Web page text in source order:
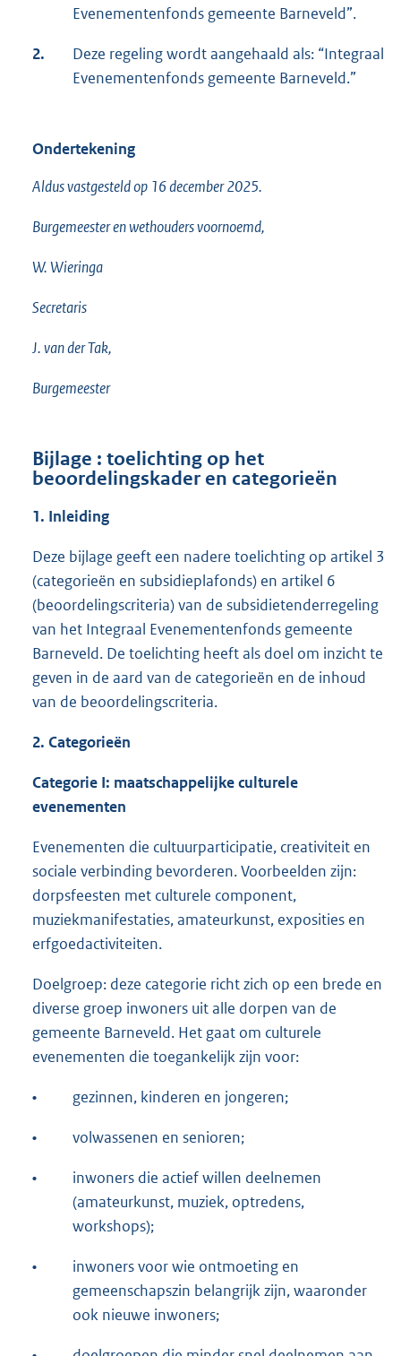
Evenementenfonds gemeente Barneveld”.
2.
Deze regeling wordt aangehaald als: “Integraal
Evenementenfonds gemeente Barneveld.”
Ondertekening
Aldus vastgesteld op 16 december 2025.
Burgemeester en wethouders voornoemd,
W. Wieringa
Secretaris
J. van der Tak,
Burgemeester
Bijlage : toelichting op het
beoordelingskader en categorieën
1. Inleiding
Deze bijlage geeft een nadere toelichting op artikel 3
(categorieën en subsidieplafonds) en artikel 6
(beoordelingscriteria) van de subsidietenderregeling
van het Integraal Evenementenfonds gemeente
Barneveld. De toelichting heeft als doel om inzicht te
geven in de aard van de categorieën en de inhoud
van de beoordelingscriteria.
2. Categorieën
Categorie I: maatschappelijke culturele
evenementen
Evenementen die cultuurparticipatie, creativiteit en
sociale verbinding bevorderen. Voorbeelden zijn:
dorpsfeesten met culturele component,
muziekmanifestaties, amateurkunst, exposities en
erfgoedactiviteiten.
Doelgroep: deze categorie richt zich op een brede en
diverse groep inwoners uit alle dorpen van de
gemeente Barneveld. Het gaat om culturele
evenementen die toegankelijk zijn voor:
• gezinnen, kinderen en jongeren;
• volwassenen en senioren;
•
inwoners die actief willen deelnemen
(amateurkunst, muziek, optredens,
workshops);
•
inwoners voor wie ontmoeting en
gemeenschapszin belangrijk zijn, waaronder
ook nieuwe inwoners;